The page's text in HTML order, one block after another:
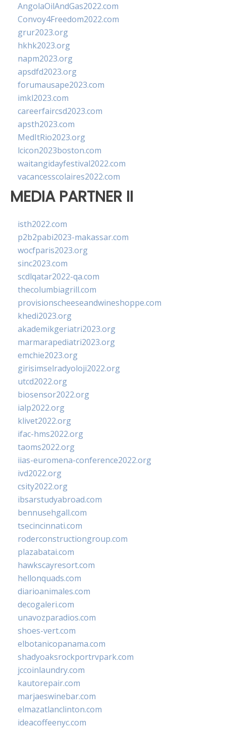
AngolaOilAndGas2022.com
Convoy4Freedom2022.com
grur2023.org
hkhk2023.org
napm2023.org
apsdfd2023.org
forumausape2023.com
imkl2023.com
careerfaircsd2023.com
apsth2023.com
MedItRio2023.org
lcicon2023boston.com
waitangidayfestival2022.com
vacancesscolaires2022.com
MEDIA PARTNER II
isth2022.com
p2b2pabi2023-makassar.com
wocfparis2023.org
sinc2023.com
scdlqatar2022-qa.com
thecolumbiagrill.com
provisionscheeseandwineshoppe.com
khedi2023.org
akademikgeriatri2023.org
marmarapediatri2023.org
emchie2023.org
girisimselradyoloji2022.org
utcd2022.org
biosensor2022.org
ialp2022.org
klivet2022.org
ifac-hms2022.org
taoms2022.org
iias-euromena-conference2022.org
ivd2022.org
csity2022.org
ibsarstudyabroad.com
bennusehgall.com
tsecincinnati.com
roderconstructiongroup.com
plazabatai.com
hawkscayresort.com
hellonquads.com
diarioanimales.com
decogaleri.com
unavozparadios.com
shoes-vert.com
elbotanicopanama.com
shadyoaksrockportrvpark.com
jccoinlaundry.com
kautorepair.com
marjaeswinebar.com
elmazatlanclinton.com
ideacoffeenyc.com